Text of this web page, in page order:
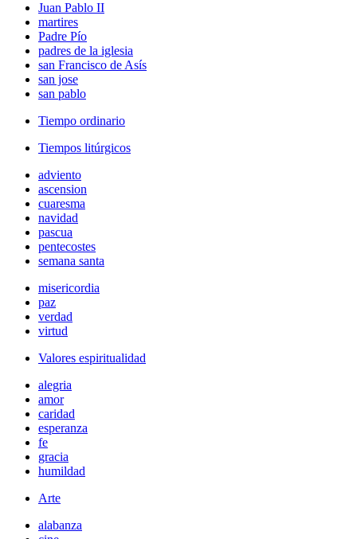
Juan Pablo II
martires
Padre Pío
padres de la iglesia
san Francisco de Asís
san jose
san pablo
Tiempo ordinario
Tiempos litúrgicos
adviento
ascension
cuaresma
navidad
pascua
pentecostes
semana santa
misericordia
paz
verdad
virtud
Valores espiritualidad
alegria
amor
caridad
esperanza
fe
gracia
humildad
Arte
alabanza